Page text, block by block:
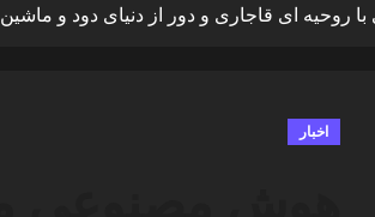
روحیه ای قاجاری و دور از دنیای دود و ماشین
اخبار